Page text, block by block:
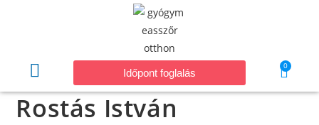
Időpont foglalás
0
Rostás István